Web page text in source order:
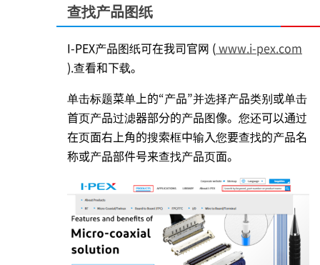
查找产品图纸
I-PEX产品图纸可在我司官网 (www.i-pex.com
).查看和下载。
单击标题菜单上的“产品”并选择产品类别或单击
首页产品过滤器部分的产品图像。您还可以通过
在页面右上角的搜索框中输入您要查找的产品名
称或产品部件号来查找产品页面。